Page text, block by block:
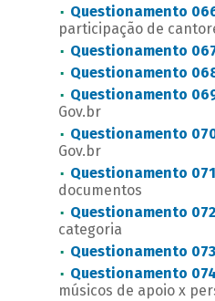
Questionamento
participação de
Questionamento
Questionamento
Questionamento
Gov.br
Questionamento
Gov.br
Questionamento 071
documentos
Questionamento 072
categoria
Questionamento 073
Questionamento 074
músicos de apoio x